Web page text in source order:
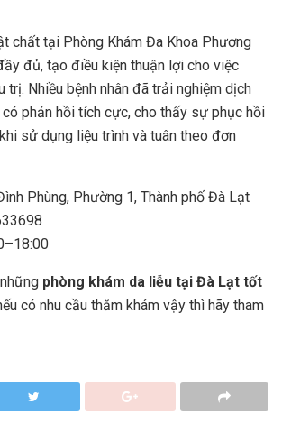
chất tại Phòng Khám Đa Khoa Phương
đủ, tạo điều kiện thuận lợi cho việc
trị. Nhiều bệnh nhân đã trải nghiệm dịch
phản hồi tích cực, cho thấy sự phục hồi
sử dụng liệu trình và tuân theo đơn
Phùng, Phường 1, Thành phố Đà Lạt
phòng khám da liễu tại Đà Lạt tốt
có nhu cầu thăm khám vậy thì hãy tham